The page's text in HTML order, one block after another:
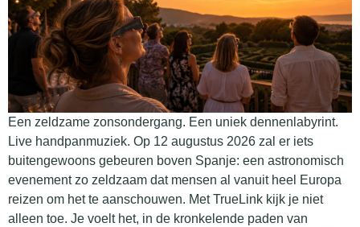
Een zeldzame zonsondergang. Een uniek dennenlabyrint.
Live handpanmuziek. Op 12 augustus 2026 zal er iets
buitengewoons gebeuren boven Spanje: een astronomisch
evenement zo zeldzaam dat mensen al vanuit heel Europa
reizen om het te aanschouwen. Met TrueLink kijk je niet
alleen toe. Je voelt het, in de kronkelende paden van